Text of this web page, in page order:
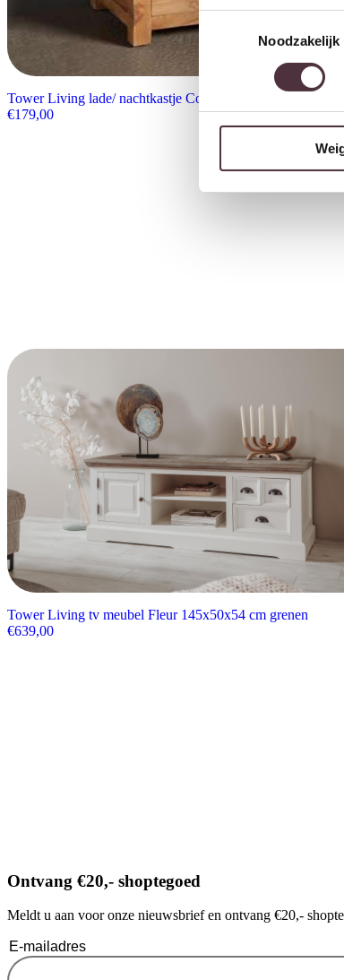
Toestemmingsselectie
Noodzakelijk
Tower Living lade/ nachtkastje Corona 50x40x63 cm teak
€179,00
Tower Living tv meubel Fleur 145x50x54 cm grenen
€639,00
Ontvang €20,- shoptegoed
Meldt u aan voor onze nieuwsbrief en ontvang €20,-